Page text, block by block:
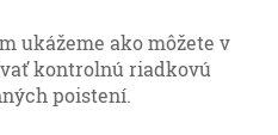
ukážeme ako môžete v
kontrolnú riadkovú
poistení.